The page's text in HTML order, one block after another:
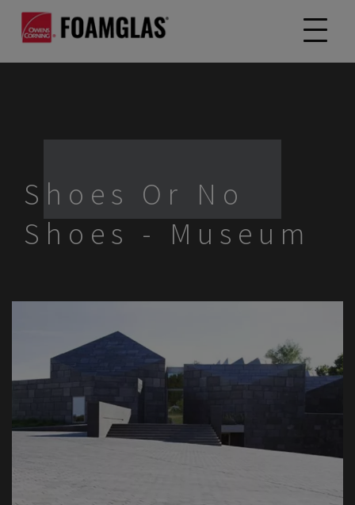
Shoes Or No
Shoes - Museum